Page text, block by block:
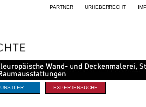
PARTNER URHEBERRECHT
EXPERTENSUCHE